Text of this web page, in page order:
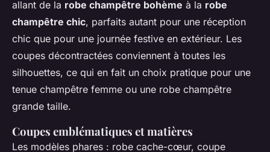
allant de la robe champêtre bohème à la robe
champêtre chic, parfaits autant pour une réception
chic que pour une journée festive en extérieur. Les
coupes décontractées conviennent à toutes les
silhouettes, ce qui en fait un choix pratique pour une
tenue champêtre femme ou une robe champêtre
grande taille.
Coupes emblématiques et matières
Les modèles phares : robe cache-cœur, coupe